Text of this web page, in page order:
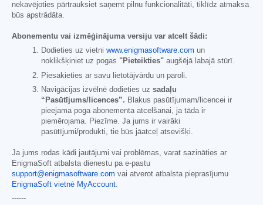
nekavējoties pārtrauksiet saņemt pilnu funkcionalitāti, tiklīdz atmaksa
būs apstrādāta.
Abonementu vai izmēģinājuma versiju var atcelt šādi:
Dodieties uz vietni www.enigmasoftware.com un
noklikšķiniet uz pogas "Pieteikties" augšējā labajā stūrī.
Piesakieties ar savu lietotājvārdu un paroli.
Navigācijas izvēlnē dodieties uz sadaļu
“Pasūtījums/licences”. Blakus pasūtījumam/licencei ir
pieejama poga abonementa atcelšanai, ja tāda ir
piemērojama. Piezīme. Ja jums ir vairāki
pasūtījumi/produkti, tie būs jāatceļ atsevišķi.
Ja jums rodas kādi jautājumi vai problēmas, varat sazināties ar
EnigmaSoft atbalsta dienestu pa e-pastu
support@enigmasoftware.com vai atverot atbalsta pieprasījumu
EnigmaSoft vietnē MyAccount.
------